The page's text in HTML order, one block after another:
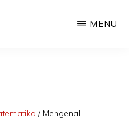
MENU
/ Mengenal